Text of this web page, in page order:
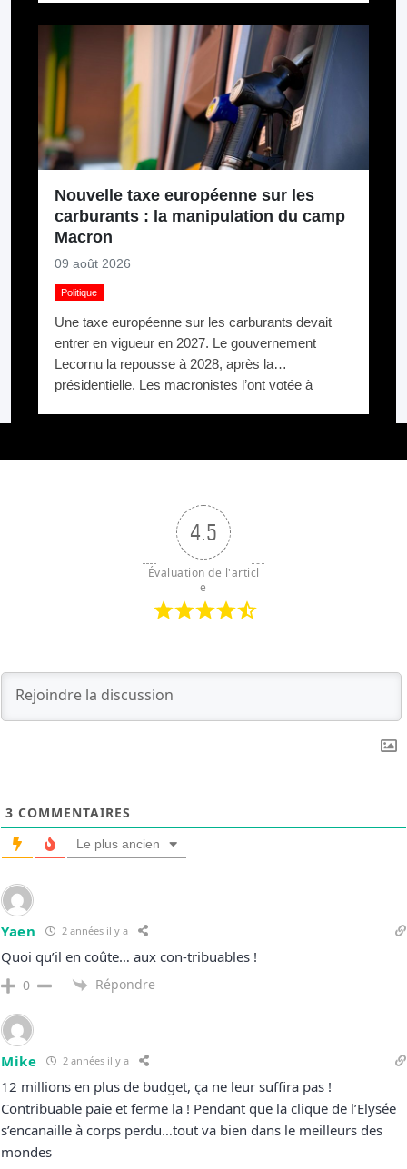
Nouvelle taxe européenne sur les
carburants : la manipulation du camp
Macron
09 août 2026
Politique
Une taxe européenne sur les carburants devait
entrer en vigueur en 2027. Le gouvernement
Lecornu la repousse à 2028, après la
présidentielle. Les macronistes l’ont votée à
4.5
Évaluation de l'articl
e
3 COMMENTAIRES
Le plus ancien
Yaen 2 années il y a
Quoi qu’il en coûte… aux con-tribuables !
0 Répondre
Mike 2 années il y a
12 millions en plus de budget, ça ne leur suffira pas !
Contribuable paie et ferme la ! Pendant que la clique de l’Elysée
s’encanaille à corps perdu…tout va bien dans le meilleurs des
mondes